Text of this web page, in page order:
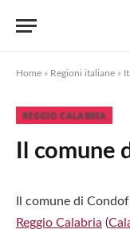
Home » Regioni italiane »
REGGIO CALABRIA
Il comune
Il comune di
Reggio Calabria (